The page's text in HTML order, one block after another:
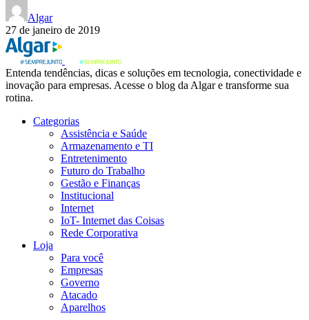
Algar
27 de janeiro de 2019
Entenda tendências, dicas e soluções em tecnologia, conectividade e
inovação para empresas. Acesse o blog da Algar e transforme sua
rotina.
Categorias
Assistência e Saúde
Armazenamento e TI
Entretenimento
Futuro do Trabalho
Gestão e Finanças
Institucional
Internet
IoT- Internet das Coisas
Rede Corporativa
Loja
Para você
Empresas
Governo
Atacado
Aparelhos